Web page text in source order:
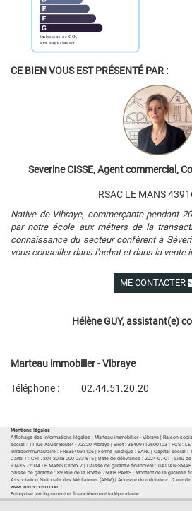
CE BIEN VOUS EST PRÉSENTÉ PAR :
Severine CISSE, Agent commercial,
RSAC LE MANS
Native de Vibraye, commerçante pendant
par notre école aux métiers de la
connaissance du secteur confèrent à
vous conseiller dans l'achat et dans la vente
ME CONTACTER
Hélène GUY, assistant(e)
Marteau immobilier - Vibraye
Téléphone :
02.44.51.20.20
Mentions légales
Affichage des informations légales : Marteau immobilier - Vibraye | Raison
social : 11 rue Xavier Boutet - 72320 Vibraye | Siret : 35409112600103 | RCS : LE
Intracommunautaire : FR6354091126 | Forme juridique : SARL | Capital social :
Carte T : CPI 7201 2018 000 033 615 | Date de délivrance : 2024-07-01 | Lieu
91435 72014 LE MANS Cedex 2 | Caisse de garantie financière : GALIAN-
caisse de garantie : 89 Rue de la Boétie 75008 PARIS | Montant de la garantie
Association Nationale des Médiateurs (ANM) | Adresse du médiateur : 2 rue de
www.anm-conso.com
Entreprise juridiquement et financièrement indépendante